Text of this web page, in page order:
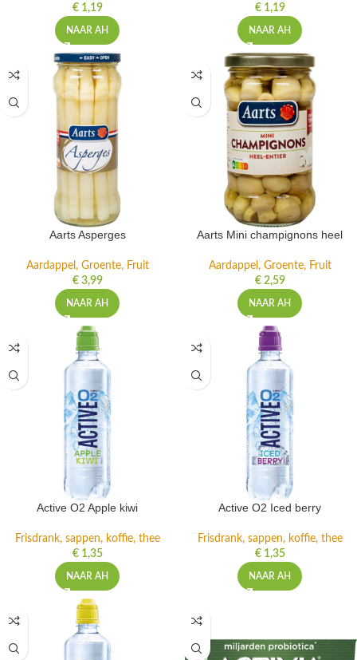
€1,19
NAAR AH
€1,19
NAAR AH
Aarts Asperges
Aardappel, Groente, Fruit
€3,99
NAAR AH
Aarts Mini champignons heel
Aardappel, Groente, Fruit
€2,59
NAAR AH
Active O2 Apple kiwi
Frisdrank, sappen, koffie, thee
€1,35
NAAR AH
Active O2 Iced berry
Frisdrank, sappen, koffie, thee
€1,35
NAAR AH